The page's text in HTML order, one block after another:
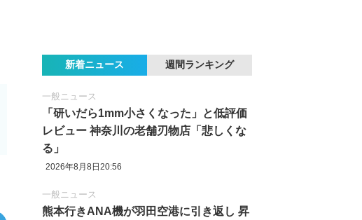
新着ニュース 週間ランキング
一般ニュース
「研いだら1mm小さくなった」と低評価
レビュー 神奈川の老舗刃物店「悲しくな
る」
2026年8月8日20:56
一般ニュース
熊本行きANA機が羽田空港に引き返し 昇